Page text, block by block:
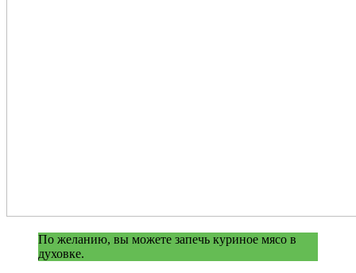
По желанию, вы можете запечь куриное мясо в
духовке.